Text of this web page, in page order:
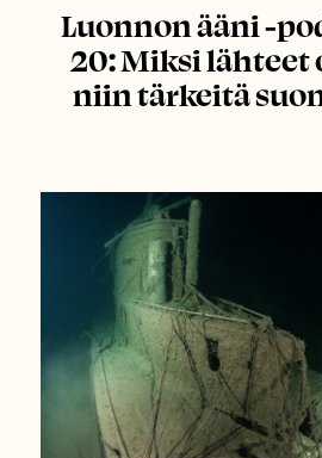
Luonnon ääni -
20: Miksi lähteet
niin tärkeitä